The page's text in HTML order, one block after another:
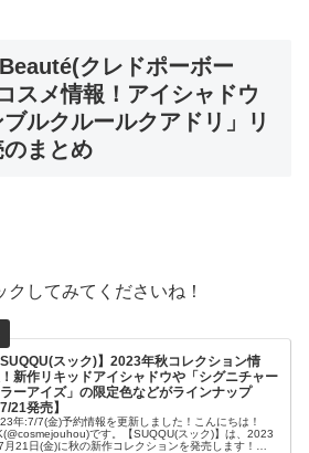
クレドポーボー
スメ情報！アイシャドウ
ルクルールクアドリ」リ
まとめ
してみてくださいね！
SUQQU(スック)】2023年秋コレクション情
新作リキッドアイシャドウや「シグニチャー
ーアイズ」の限定色などがラインナップ
7/21発売】
年:7/7(金)予約情報を更新しました！こんにちは！
です。【SUQQU(スック)】は、2023
月21日(金)に秋の新作コレクションを発売します！